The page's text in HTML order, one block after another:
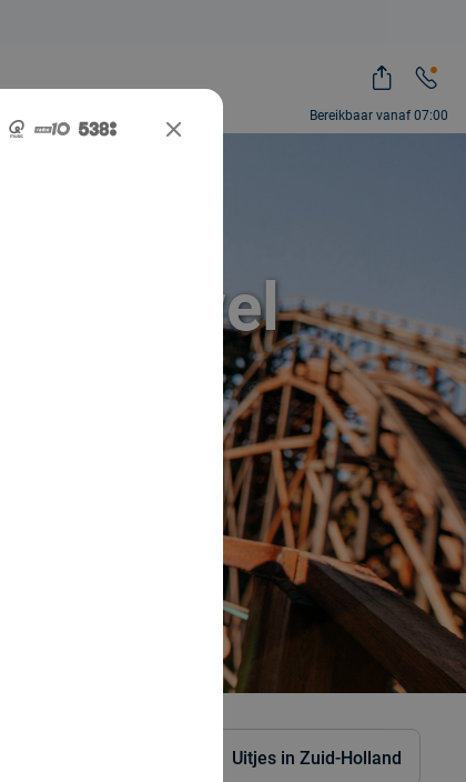
Bereikbaar vanaf 07:00
tot wel
Uitjes in Zuid-Holland